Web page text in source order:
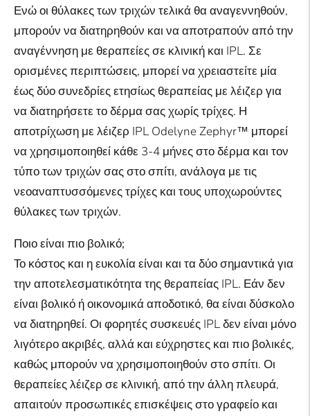
Ενώ οι θύλακες των τριχών τελικά θα αναγεννηθούν,
μπορούν να διατηρηθούν και να αποτραπούν από την
αναγέννηση με θεραπείες σε κλινική και IPL. Σε
ορισμένες περιπτώσεις, μπορεί να χρειαστείτε μία
έως δύο συνεδρίες ετησίως θεραπείας με λέιζερ για
να διατηρήσετε το δέρμα σας χωρίς τρίχες. Η
αποτρίχωση με λέιζερ IPL Odelyne Zephyr™ μπορεί
να χρησιμοποιηθεί κάθε 3-4 μήνες στο δέρμα και τον
τύπο των τριχών σας στο σπίτι, ανάλογα με τις
νεοαναπτυσσόμενες τρίχες και τους υποχωρούντες
θύλακες των τριχών.
Ποιο είναι πιο βολικό;
Το κόστος και η ευκολία είναι και τα δύο σημαντικά για
την αποτελεσματικότητα της θεραπείας IPL. Εάν δεν
είναι βολικό ή οικονομικά αποδοτικό, θα είναι δύσκολο
να διατηρηθεί. Οι φορητές συσκευές IPL δεν είναι μόνο
λιγότερο ακριβές, αλλά και εύχρηστες και πιο βολικές,
καθώς μπορούν να χρησιμοποιηθούν στο σπίτι. Οι
θεραπείες λέιζερ σε κλινική, από την άλλη πλευρά,
απαιτούν προσωπικές επισκέψεις στο γραφείο και